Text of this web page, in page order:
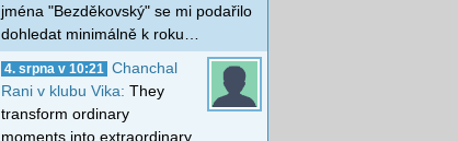
jména "Bezděkovský" se mi podařilo
dohledat minimálně k roku…
4. srpna v 10:21
Chanchal
Rani v klubu Vika: They
transform ordinary
moments into extraordinary